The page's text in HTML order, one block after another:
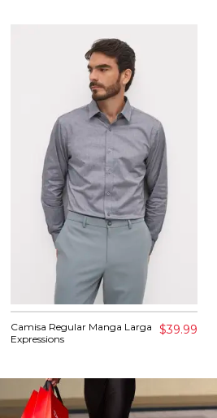
Camisa Regular Manga Larga
Expressions
$39.99